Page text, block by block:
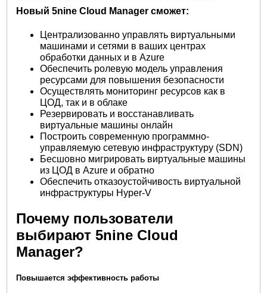
Новый 5nine Cloud Manager сможет:
Централизованно управлять виртуальными
машинами и сетями в ваших центрах
обработки данных и в Azure
Обеспечить ролевую модель управления
ресурсами для повышения безопасности
Осуществлять мониторинг ресурсов как в
ЦОД, так и в облаке
Резервировать и восстанавливать
виртуальные машины онлайн
Построить современную программно-
управляемую сетевую инфраструктуру (SDN)
Бесшовно мигрировать виртуальные машины
из ЦОД в Azure и обратно
Обеспечить отказоустойчивость виртуальной
инфраструктуры Hyper-V
Почему пользователи
выбирают 5nine Cloud
Manager?
Повышается эффективность работы